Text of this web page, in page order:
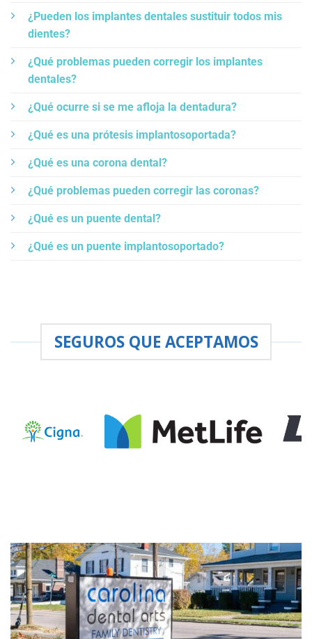
¿Pueden los implantes dentales sustituir todos mis
dientes?
¿Qué problemas pueden corregir los implantes
dentales?
¿Qué ocurre si se me afloja la dentadura?
¿Qué es una prótesis implantosoportada?
¿Qué es una corona dental?
¿Qué problemas pueden corregir las coronas?
¿Qué es un puente dental?
¿Qué es un puente implantosoportado?
SEGUROS QUE ACEPTAMOS